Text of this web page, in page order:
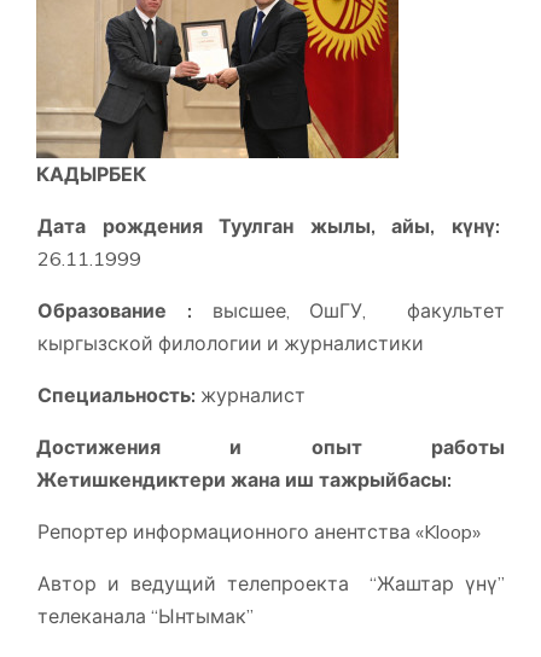
КАДЫРБЕК
Дата рождения Туулган жылы, айы, күнү:
26.11.1999
Образование : высшее, ОшГУ, факультет
кыргызской филологии и журналистики
Специальность: журналист
Достижения и опыт работы
Жетишкендиктери жана иш тажрыйбасы:
Репортер информационного анентства «Kloop»
Автор и ведущий телепроекта “Жаштар үнү”
телеканала “Ынтымак”